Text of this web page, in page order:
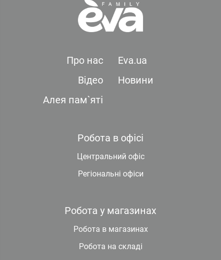
Про нас
Eva.ua
Відео
Новини
Алея пам`яті
Робота в офісі
Центральний офіс
Регіональні офіси
Робота у магазинах
Робота в магазинах
Робота на складі